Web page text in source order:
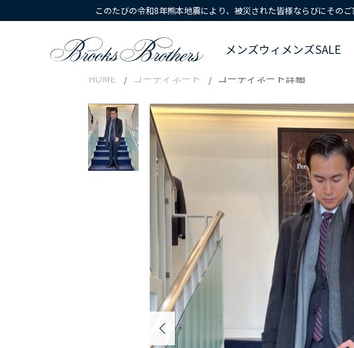
このたびの令和8年熊本地震により、被災された皆様ならびにその
メンズウィメンズSALE
HOME コーディネート コーディネート詳細